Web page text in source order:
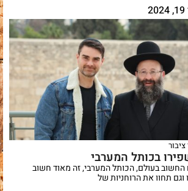
בכותל המערבי
החשוב בעולם, הכותל המערבי, זה מאוד חשוב
תחוו את הרוחניות של